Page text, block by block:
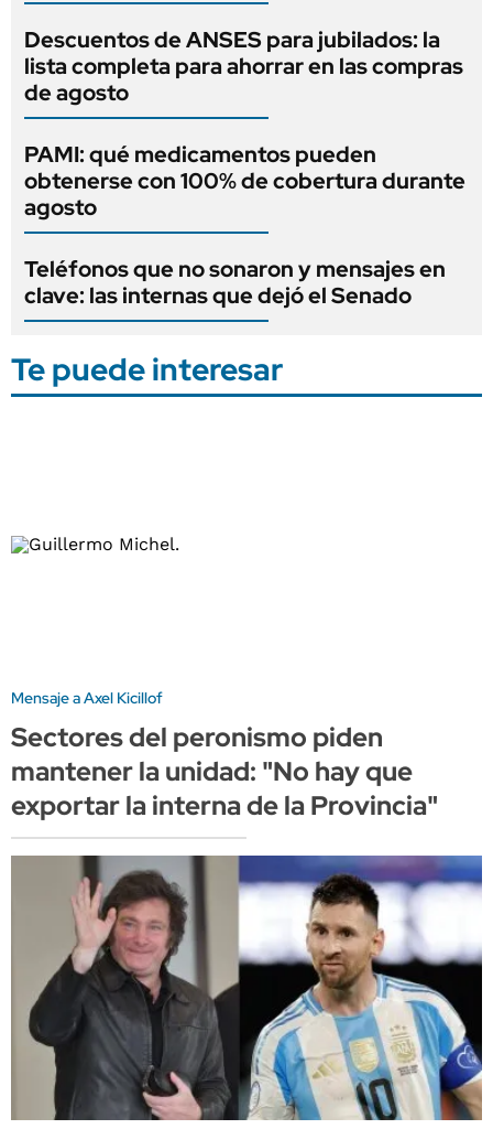
Descuentos de ANSES para jubilados: la
lista completa para ahorrar en las compras
de agosto
PAMI: qué medicamentos pueden
obtenerse con 100% de cobertura durante
agosto
Teléfonos que no sonaron y mensajes en
clave: las internas que dejó el Senado
Te puede interesar
Mensaje a Axel Kicillof
Sectores del peronismo piden
mantener la unidad: "No hay que
exportar la interna de la Provincia"